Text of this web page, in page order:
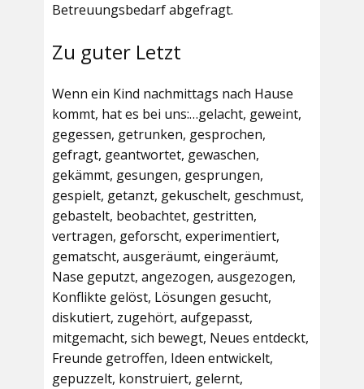
Betreuungsbedarf abgefragt.
Zu guter Letzt
Wenn ein Kind nachmittags nach Hause
kommt, hat es bei uns:…gelacht, geweint,
gegessen, getrunken, gesprochen,
gefragt, geantwortet, gewaschen,
gekämmt, gesungen, gesprungen,
gespielt, getanzt, gekuschelt, geschmust,
gebastelt, beobachtet, gestritten,
vertragen, geforscht, experimentiert,
gematscht, ausgeräumt, eingeräumt,
Nase geputzt, angezogen, ausgezogen,
Konflikte gelöst, Lösungen gesucht,
diskutiert, zugehört, aufgepasst,
mitgemacht, sich bewegt, Neues entdeckt,
Freunde getroffen, Ideen entwickelt,
gepuzzelt, konstruiert, gelernt,